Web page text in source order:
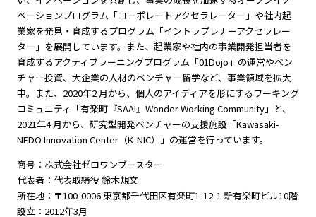
ベーションプログラム「コーポレートアクセラレーター」や社内起
業家を発見・育成するプログラム「イントラプレナーアクセラレー
ター」を展開しています。また、起業家や社内の事業開発担当者を
育成するアクティブラーニングプログラム「01Dojo」の運営やベン
チャー投資、大企業の人材のベンチャー留学など、事業領域を拡大
中。また、2020年2 月から、個人のアイディアを形にするワーキング
コミュニティ「有楽町『SAAI』Wonder Working Community」と、
2021年4 月から、研究型開発ベンチャーの支援施設「Kawasaki-
NEDO Innovation Center（K-NIC）」の運営を行っています。
商号：株式会社ゼロワンブースター
代表者：代表取締役 鈴木規文
所在地：〒100-0006 東京都千代田区有楽町1-12-1 新有楽町ビル10階
設立：2012年3月